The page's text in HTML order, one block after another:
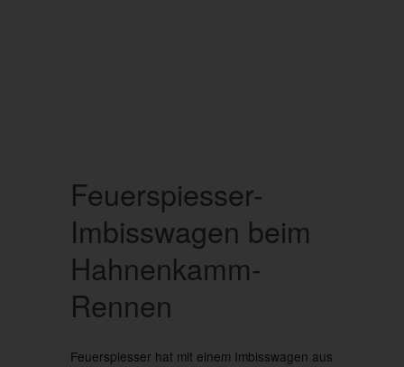
Feuerspiesser-
Imbisswagen beim
Hahnenkamm-
Rennen
Feuerspiesser hat mit einem Imbisswagen aus